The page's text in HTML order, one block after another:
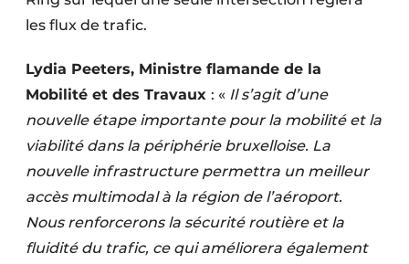
les flux de trafic.
Lydia Peeters, Ministre flamande de la
Mobilité et des Travaux : « Il s’agit d’une
nouvelle étape importante pour la mobilité et la
viabilité dans la périphérie bruxelloise. La
nouvelle infrastructure permettra un meilleur
accès multimodal à la région de l’aéroport.
Nous renforcerons la sécurité routière et la
fluidité du trafic, ce qui améliorera également